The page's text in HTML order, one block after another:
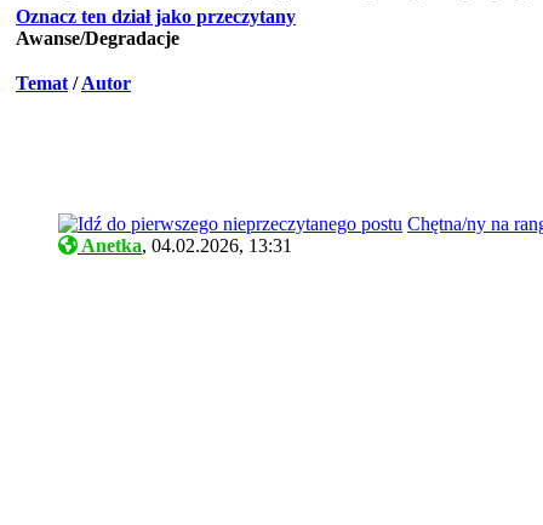
Oznacz ten dział jako przeczytany
Awanse/Degradacje
Temat /Autor
Chętna/ny na
Anetka, 04.02.2026, 13:31